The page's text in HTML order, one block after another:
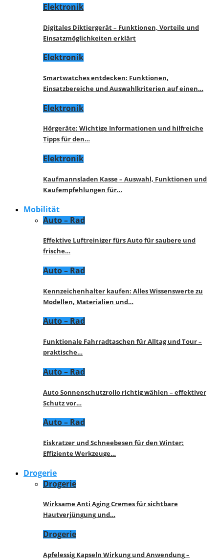
Elektronik
Digitales Diktiergerät – Funktionen, Vorteile und
Einsatzmöglichkeiten erklärt
Elektronik
Smartwatches entdecken: Funktionen,
Einsatzbereiche und Auswahlkriterien auf einen…
Elektronik
Hörgeräte: Wichtige Informationen und hilfreiche
Tipps für den…
Elektronik
Kaufmannsladen Kasse – Auswahl, Funktionen und
Kaufempfehlungen für…
Mobilität
Auto – Rad
Effektive Luftreiniger fürs Auto für saubere und
frische…
Auto – Rad
Kennzeichenhalter kaufen: Alles Wissenswerte zu
Modellen, Materialien und…
Auto – Rad
Funktionale Fahrradtaschen für Alltag und Tour –
praktische…
Auto – Rad
Auto Sonnenschutzrollo richtig wählen – effektiver
Schutz vor…
Auto – Rad
Eiskratzer und Schneebesen für den Winter:
Effiziente Werkzeuge…
Drogerie
Drogerie
Wirksame Anti Aging Cremes für sichtbare
Hautverjüngung und…
Drogerie
Apfelessig Kapseln Wirkung und Anwendung –